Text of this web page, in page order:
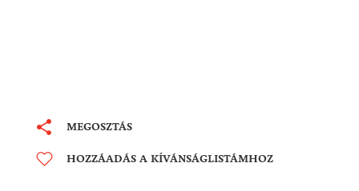
MEGOSZTÁS
HOZZÁADÁS A KÍVÁNSÁGLISTÁMHOZ